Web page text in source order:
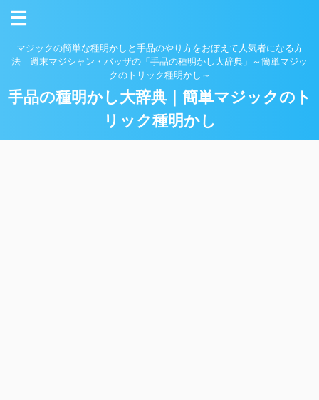
マジックの簡単な種明かしと手品のやり方をおぼえて人気者になる方
法 週末マジシャン・バッザの「手品の種明かし大辞典」～簡単マジッ
クのトリック種明かし～
手品の種明かし大辞典｜簡単マジックのト
リック種明かし